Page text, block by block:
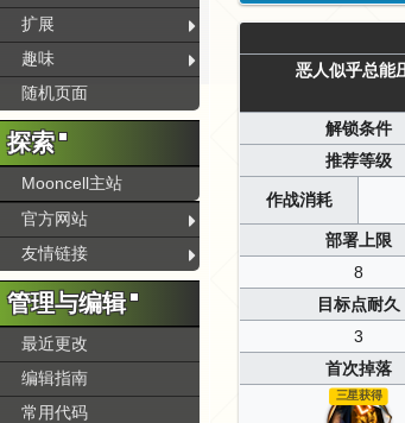
恶人似乎总能
解锁条件
推荐等级
作战消耗
部署上限
8
目标点耐久
3
首次掉落
三星获得
扩展
趣味
随机页面
探索
Mooncell主站
官方网站
友情链接
管理与编辑
最近更改
编辑指南
常用代码